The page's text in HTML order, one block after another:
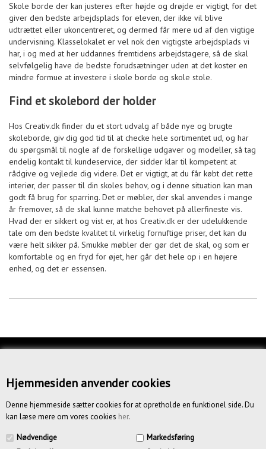
Hjemmesiden anvender cookies
Denne hjemmeside sætter cookies for at opretholde en funktionel side. Du
kan læse mere om vores cookies her.
Nødvendige
Markedsføring
Skole borde der kan justeres efter højde og drøjde er vigtigt, for det
giver den bedste arbejdsplads for eleven, der ikke vil blive
udtrættet eller ukoncentreret, og dermed får mere ud af den vigtige
undervisning. Klasselokalet er vel nok den vigtigste arbejdsplads vi
har, i og med at her uddannes fremtidens arbejdstagere, så de skal
selvfølgelig have de bedste forudsætninger uden at det koster en
mindre formue at investere i skole borde og skole stole.
Find et skolebord der holder
Hos Creativ.dk finder du et stort udvalg af både nye og brugte
skoleborde, giv dig god tid til at checke hele sortimentet ud, og har
du spørgsmål til nogle af de forskellige udgaver og modeller, så tag
endelig kontakt til kundeservice, der sidder klar til kompetent at
rådgive og vejlede dig videre. Det er vigtigt, at du får købt det rette
interiør, der passer til din skoles behov, og i denne situation kan man
godt få brug for sparring. Det er møbler, der skal anvendes i mange
år fremover, så de skal kunne matche behovet på allerfineste vis.
Hvad der er sikkert og vist er, at hos Creativ.dk er der udelukkende
tale om den bedste kvalitet til virkelig fornuftige priser, det kan du
være helt sikker på. Smukke møbler der gør det de skal, og som er
komfortable og en fryd for øjet, her går det hele op i en højere
enhed, og det er essensen.
OM OS
BETINGELSER